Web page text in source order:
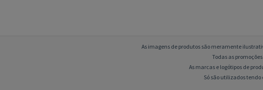
As imagens de produtos são meramente
Todas as
As marcas e logótipos de
Só são utilizados